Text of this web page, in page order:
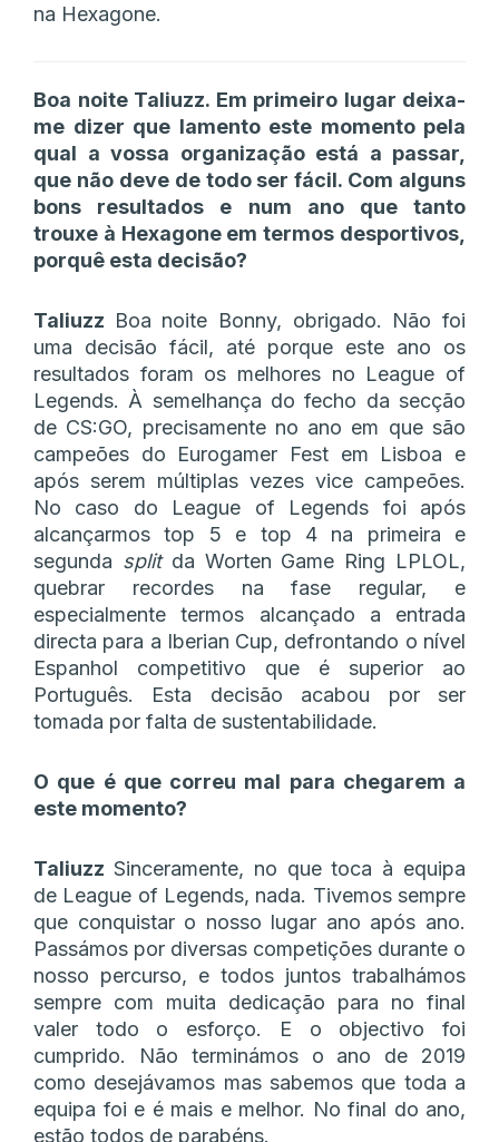
na Hexagone.
Boa noite Taliuzz. Em primeiro lugar deixa-
me dizer que lamento este momento pela
qual a vossa organização está a passar,
que não deve de todo ser fácil. Com alguns
bons resultados e num ano que tanto
trouxe à Hexagone em termos desportivos,
porquê esta decisão?
Taliuzz Boa noite Bonny, obrigado. Não foi
uma decisão fácil, até porque este ano os
resultados foram os melhores no League of
Legends. À semelhança do fecho da secção
de CS:GO, precisamente no ano em que são
campeões do Eurogamer Fest em Lisboa e
após serem múltiplas vezes vice campeões.
No caso do League of Legends foi após
alcançarmos top 5 e top 4 na primeira e
segunda splitda Worten Game Ring LPLOL,
quebrar recordes na fase regular, e
especialmente termos alcançado a entrada
directa para a Iberian Cup, defrontando o nível
Espanhol competitivo que é superior ao
Português. Esta decisão acabou por ser
tomada por falta de sustentabilidade.
O que é que correu mal para chegarem a
este momento?
Taliuzz Sinceramente, no que toca à equipa
de League of Legends, nada. Tivemos sempre
que conquistar o nosso lugar ano após ano.
Passámos por diversas competições durante o
nosso percurso, e todos juntos trabalhámos
sempre com muita dedicação para no final
valer todo o esforço. E o objectivo foi
cumprido. Não terminámos o ano de 2019
como desejávamos mas sabemos que toda a
equipa foi e é mais e melhor. No final do ano,
estão todos de parabéns.